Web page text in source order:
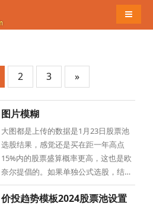
导航切
2 3 »
图片模糊
大图都是上传的数据是1月23日股票池
选股结果，感觉还是买在距一年高点
15%内的股票盛算概率更高，这也是欧
奈尔提倡的。如果单独公式选股，结果
如下：这么一过滤，符合条件的股票仅
仅剩下365只，比之前少了近1/2，复盘
价投趋势模板2024股票池设置